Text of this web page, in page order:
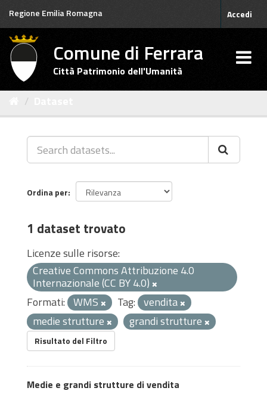
Salta
contenuto
Regione Emilia Romagna Accedi
Comune di Ferrara
Città Patrimonio dell'Umanità
Ordina per
1 dataset trovato
Licenze sulle risorse:
Creative Commons Attribuzione 4.0
Internazionale (CC BY 4.0)
Formati: WMS Tag: vendita
medie strutture
grandi strutture
Risultato del Filtro
Medie e grandi strutture di vendita